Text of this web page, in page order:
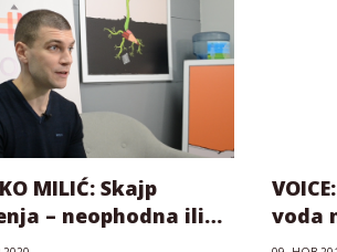
MILIĆ: Skajp
– neophodna ili
mera
voda
nije